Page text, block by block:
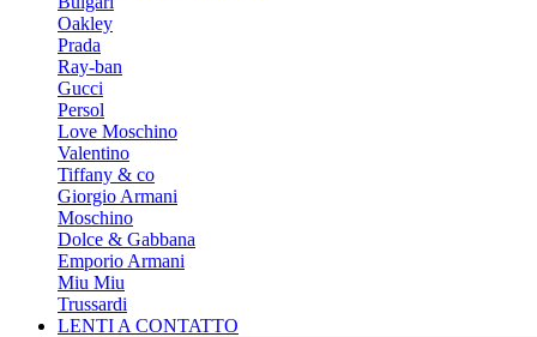
Oakley
Prada
Ray-ban
Gucci
Persol
Love Moschino
Valentino
Tiffany & co
Giorgio Armani
Moschino
Dolce & Gabbana
Emporio Armani
Miu Miu
Trussardi
LENTI A CONTATTO